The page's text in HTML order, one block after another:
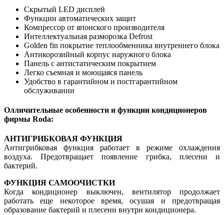
Скрытый LED дисплей
Функции автоматических защит
Компрессор от японского производителя
Интеллектуальная разморозка Defrost
Golden fin покрытие теплообменника внутреннего блока
Антикорозийный корпус наружнoго блока
Панель с антистатическим покрытием
Легко съемная и моющаяся панель
Удобство в гарантийном и постгарантийном
обслуживании
Олличительные особенности и функции кондиционеров
фирмы Roda:
АНТИГРИБКОВАЯ ФУНКЦИЯ
Антигрибковая функция работает в режиме охлаждения
воздуха. Предотвращает появление грибка, плесени и
бактерий.
ФУНКЦИЯ САМООЧИСТКИ
Когда кондиционер выключен, вентилятор продолжает
работать еще некоторое время, осушая и предотвращая
образование бактерий и плесени внутри кондиционера.